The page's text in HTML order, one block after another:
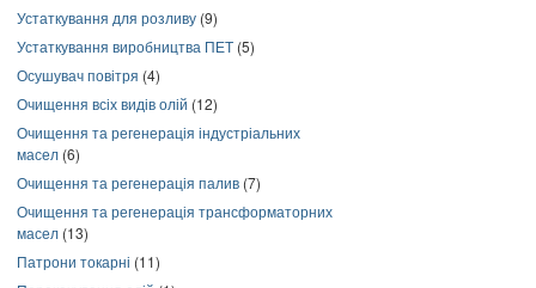
Устаткування для розливу (9)
Устаткування виробництва ПЕТ (5)
Осушувач повітря (4)
Очищення всіх видів олій (12)
Очищення та регенерація індустріальних
масел (6)
Очищення та регенерація палив (7)
Очищення та регенерація трансформаторних
масел (13)
Патрони токарні (11)